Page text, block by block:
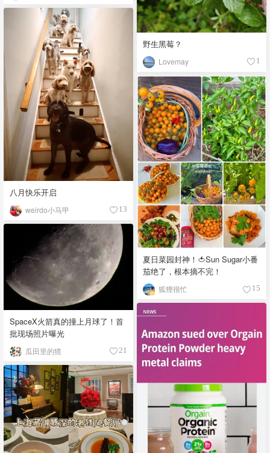
野生黑莓？
Lovemay 1
八月快乐开启
weirdo小马甲 13
夏日菜园封神！🍅Sun Sugar小番
茄绝了，根本摘不完！
狐狸很忙 15
SpaceX火箭真的撞上月球了！首
批现场照片曝光
瓜田里的猹 21